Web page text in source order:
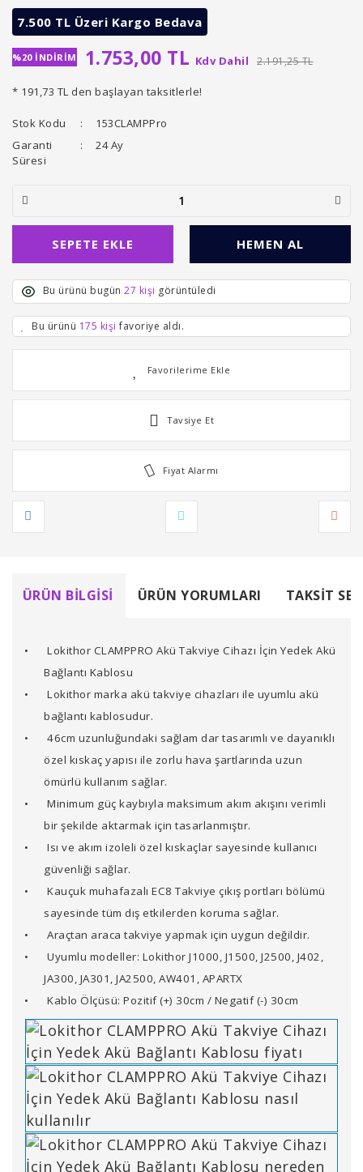
7.500 TL Üzeri Kargo Bedava
%20 İNDİRİM 1.753,00 TL Kdv Dahil 2.191,25 TL
* 191,73 TL den başlayan taksitlerle!
Stok Kodu
153CLAMPPro
Garanti
Süresi
24 Ay
SEPETE EKLE HEMEN AL
Bu ürünü bugün 27 kişi görüntüledi
Bu ürünü 175 kişi favoriye aldı.
Tavsiye Et
Fiyat Alarmı
ÜRÜN BILGISI ÜRÜN YORUMLARI TAKSIT
•
Lokithor CLAMPPRO Akü Takviye Cihazı İçin Yedek Akü
Bağlantı Kablosu
•
Lokithor marka akü takviye cihazları ile uyumlu akü
bağlantı kablosudur.
•
46cm uzunluğundaki sağlam dar tasarımlı ve dayanıklı
özel kıskaç yapısı ile zorlu hava şartlarında uzun
ömürlü kullanım sağlar.
•
Minimum güç kaybıyla maksimum akım akışını verimli
bir şekilde aktarmak için tasarlanmıştır.
•
Isı ve akım izoleli özel kıskaçlar sayesinde kullanıcı
güvenliği sağlar.
•
Kauçuk muhafazalı EC8 Takviye çıkış portları bölümü
sayesinde tüm dış etkilerden koruma sağlar.
•
Araçtan araca takviye yapmak için uygun değildir.
•
Uyumlu modeller: Lokithor J1000, J1500, J2500, J402,
JA300, JA301, JA2500, AW401, APARTX
•
Kablo Ölçüsü: Pozitif (+) 30cm / Negatif (-) 30cm